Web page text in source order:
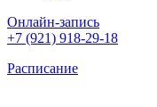
Онлайн-запись
+7 (921) 918-29-18
Расписание